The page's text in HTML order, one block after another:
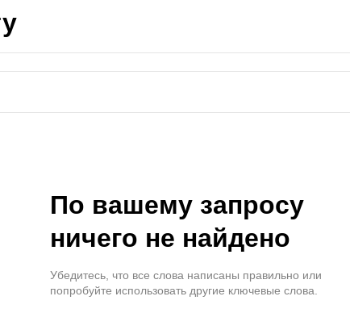
По вашему запросу
ничего не найдено
Убедитесь, что все слова написаны правильно или
попробуйте использовать другие ключевые слова.